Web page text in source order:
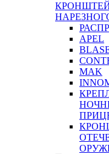
APEL
MAK